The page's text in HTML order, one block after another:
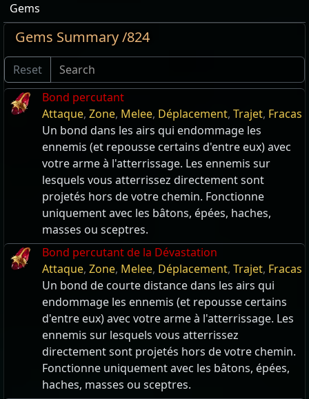
Gems
Gems Summary /824
Reset
Bond percutant
Attaque, Zone, Melee, Déplacement, Trajet, Fracas
Un bond dans les airs qui endommage les
ennemis (et repousse certains d'entre eux) avec
votre arme à l'atterrissage. Les ennemis sur
lesquels vous atterrissez directement sont
projetés hors de votre chemin. Fonctionne
uniquement avec les bâtons, épées, haches,
masses ou sceptres.
Bond percutant de la Dévastation
Attaque, Zone, Melee, Déplacement, Trajet, Fracas
Un bond de courte distance dans les airs qui
endommage les ennemis (et repousse certains
d'entre eux) avec votre arme à l'atterrissage. Les
ennemis sur lesquels vous atterrissez
directement sont projetés hors de votre chemin.
Fonctionne uniquement avec les bâtons, épées,
haches, masses ou sceptres.